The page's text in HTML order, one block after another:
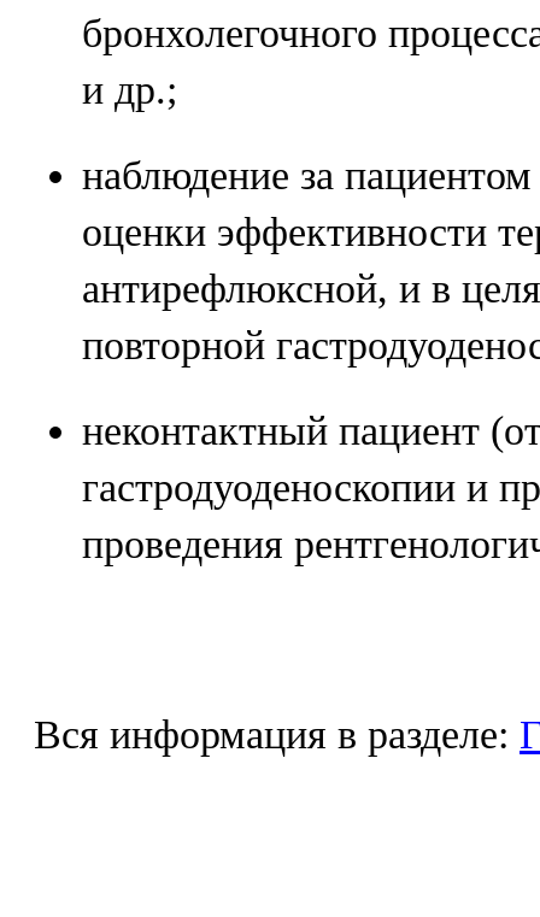
бронхолегочного
и др.;
наблюдение за
оценки эффективности
антирефлюксной, и в
повторной
неконтактный пациент
гастродуоденоскопии и
проведения
Вся информация в разделе: